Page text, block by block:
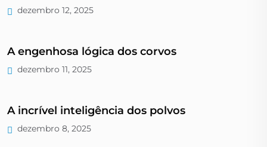
dezembro 12, 2025
A engenhosa lógica dos corvos
dezembro 11, 2025
A incrível inteligência dos polvos
dezembro 8, 2025